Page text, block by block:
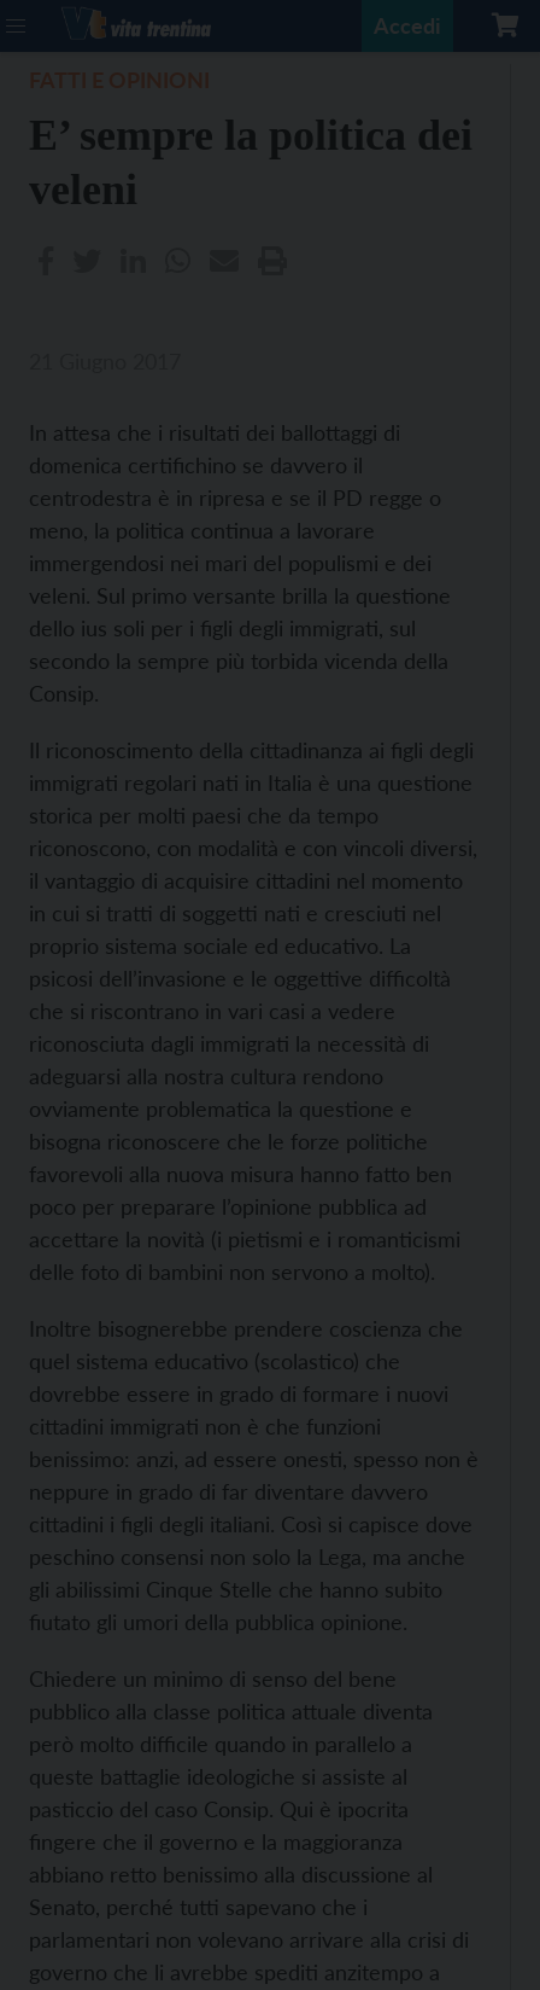
Accedi
E’ sempre la politica dei
veleni
In attesa che i risultati dei ballottaggi di
domenica certifichino se davvero il
centrodestra è in ripresa e se il PD regge o
meno, la politica continua a lavorare
immergendosi nei mari del populismi e dei
veleni. Sul primo versante brilla la questione
dello ius soli per i figli degli immigrati, sul
secondo la sempre più torbida vicenda della
Consip.
Il riconoscimento della cittadinanza ai figli degli
immigrati regolari nati in Italia è una questione
storica per molti paesi che da tempo
riconoscono, con modalità e con vincoli diversi,
il vantaggio di acquisire cittadini nel momento
in cui si tratti di soggetti nati e cresciuti nel
proprio sistema sociale ed educativo. La
psicosi dell’invasione e le oggettive difficoltà
che si riscontrano in vari casi a vedere
riconosciuta dagli immigrati la necessità di
adeguarsi alla nostra cultura rendono
ovviamente problematica la questione e
bisogna riconoscere che le forze politiche
favorevoli alla nuova misura hanno fatto ben
poco per preparare l’opinione pubblica ad
accettare la novità (i pietismi e i romanticismi
delle foto di bambini non servono a molto).
Inoltre bisognerebbe prendere coscienza che
quel sistema educativo (scolastico) che
dovrebbe essere in grado di formare i nuovi
cittadini immigrati non è che funzioni
benissimo: anzi, ad essere onesti, spesso non è
neppure in grado di far diventare davvero
cittadini i figli degli italiani. Così si capisce dove
peschino consensi non solo la Lega, ma anche
gli abilissimi Cinque Stelle che hanno subito
fiutato gli umori della pubblica opinione.
Chiedere un minimo di senso del bene
pubblico alla classe politica attuale diventa
però molto difficile quando in parallelo a
queste battaglie ideologiche si assiste al
pasticcio del caso Consip. Qui è ipocrita
fingere che il governo e la maggioranza
abbiano retto benissimo alla discussione al
Senato, perché tutti sapevano che i
parlamentari non volevano arrivare alla crisi di
governo che li avrebbe spediti anzitempo a